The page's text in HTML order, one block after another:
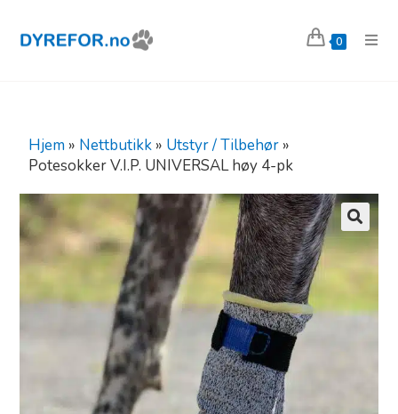
0
Hjem » Nettbutikk » Utstyr / Tilbehør »
Potesokker V.I.P. UNIVERSAL høy 4-pk
🔍